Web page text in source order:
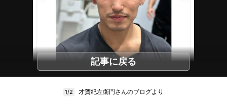
記事に戻る
1/2 才賀紀左衛門さんのブログより